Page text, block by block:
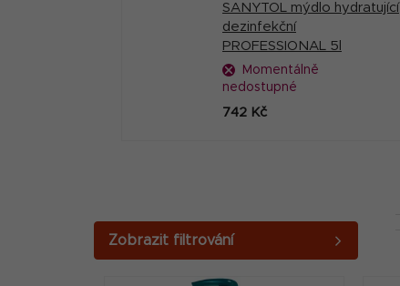
SANYTOL mýdlo hydratující
dezinfekční
PROFESSIONAL 5l
Momentálně
nedostupné
742 Kč
o